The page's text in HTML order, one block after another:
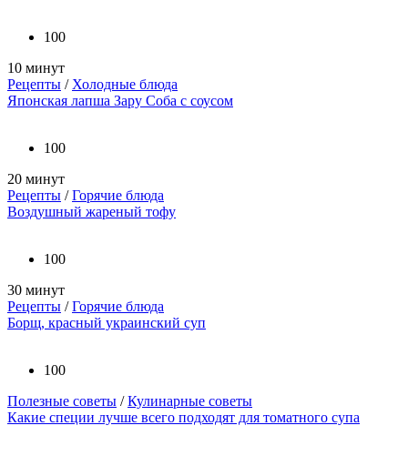
100
10 минут
Рецепты / Холодные блюда
Японская лапша Зару Соба с соусом
100
20 минут
Рецепты /Горячие блюда
Воздушный жареный тофу
100
30 минут
Рецепты /Горячие блюда
Борщ, красный украинский суп
100
Полезные советы /Кулинарные советы
Какие специи лучше всего подходят для томатного супа